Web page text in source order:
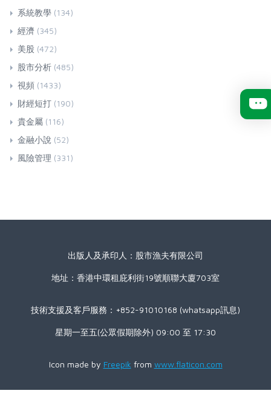
系統教學 (134)
經濟 (345)
美股 (472)
股市分析 (485)
視頻 (1433)
財經短打 (190)
貴金屬 (116)
金融小說 (52)
風險管理 (331)
出版人及承印人：股市漁夫有限公司
地址：香港中環租庇利街19號順聯大廈703室
技術支援及客戶服務：+852-91010168 (whatsapp訊息)
星期一至五(公眾假期除外) 09:00 至 17:30
Icon made by Freepik from www.flaticon.com